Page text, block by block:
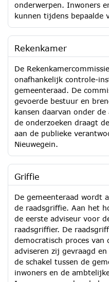
onderwerpen. Inwoners
kunnen tijdens bepaalde
Rekenkamer
De
onafhankelijk controle-
gemeenteraad. De
gevoerde bestuur en
kansen daarvan onder
de onderzoeken draagt
aan de publieke
Nieuwegein.
Griffie
De gemeenteraad wordt
de raadsgriffie. Aan het
de eerste adviseur voor
raadsgriffier. De
democratisch proces
adviseren zij gevraagd
de schakel tussen de
inwoners en de